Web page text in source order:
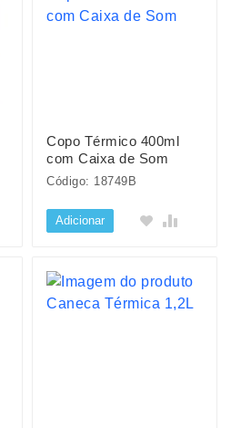
Copo Térmico 400ml
com Caixa de Som
Código: 18749B
Adicionar